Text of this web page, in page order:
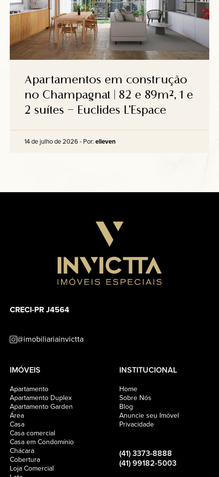
Apartamentos em construção
no Champagnat | 82 e 89m², 1 e
2 suítes – Euclides L’Espace
14 de julho de 2026 - Por: elleven
CRECI-PR J4564
@imobiliariainvictta
IMÓVEIS
Apartamento
Apartamento Duplex
Apartamento Garden
Área
Casa
Casa comercial
Casa em Condomínio
Chácara
Cobertura
Loja Comercial
INSTITUCIONAL
Home
Sobre Nós
Blog
Anuncie seu Imóvel
Privacidade
(41) 3373-8888
(41) 99182-5003